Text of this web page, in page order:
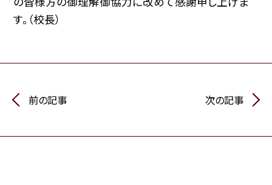
す。（校長）
前の記事 次の記事